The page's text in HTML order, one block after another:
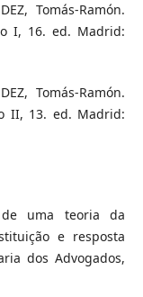
Tomás-Ramón.
I, 16. ed. Madrid:
Tomás-Ramón.
II, 13. ed. Madrid:
de uma teoria da
e resposta
dos Advogados,